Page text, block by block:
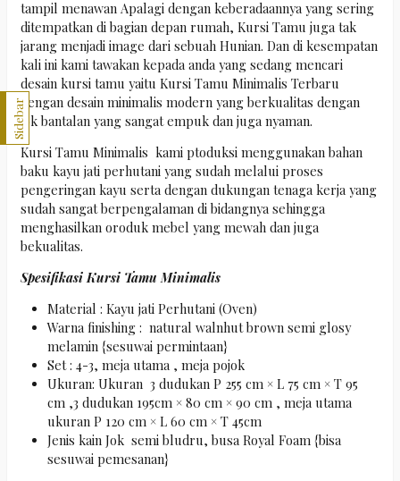
tampil menawan Apalagi dengan keberadaannya yang sering
ditempatkan di bagian depan rumah, Kursi Tamu juga tak
jarang menjadi image dari sebuah Hunian. Dan di kesempatan
kali ini kami tawakan kepada anda yang sedang mencari
desain kursi tamu yaitu Kursi Tamu Minimalis Terbaru
dengan desain minimalis modern yang berkualitas dengan
jok bantalan yang sangat empuk dan juga nyaman.
Kursi Tamu Minimalis kami ptoduksi menggunakan bahan
baku kayu jati perhutani yang sudah melalui proses
pengeringan kayu serta dengan dukungan tenaga kerja yang
sudah sangat berpengalaman di bidangnya sehingga
menghasilkan oroduk mebel yang mewah dan juga
bekualitas.
Spesifikasi Kursi Tamu Minimalis
Material : Kayu jati Perhutani (Oven)
Warna finishing : natural walnhut brown semi glosy
melamin {sesuwai permintaan}
Set : 4-3, meja utama , meja pojok
Ukuran: Ukuran 3 dudukan P 255 cm × L 75 cm × T 95
cm ,3 dudukan 195cm × 80 cm × 90 cm , meja utama
ukuran P 120 cm × L 60 cm × T 45cm
Jenis kain Jok semi bludru, busa Royal Foam {bisa
sesuwai pemesanan}
Sidebar